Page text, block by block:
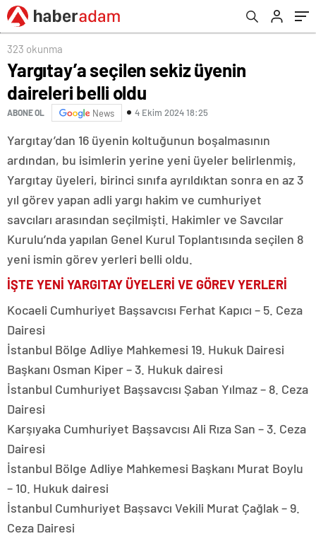
323 okunma
Yargıtay’a seçilen sekiz üyenin
daireleri belli oldu
ABONE OL News 4 Ekim 2024 18:25
Yargıtay’dan 16 üyenin koltuğunun boşalmasının
ardından, bu isimlerin yerine yeni üyeler belirlenmiş,
Yargıtay üyeleri, birinci sınıfa ayrıldıktan sonra en az 3
yıl görev yapan adli yargı hakim ve cumhuriyet
savcıları arasından seçilmişti. Hakimler ve Savcılar
Kurulu’nda yapılan Genel Kurul Toplantısında seçilen 8
yeni ismin görev yerleri belli oldu.
İŞTE YENİ YARGITAY ÜYELERİ VE GÖREV YERLERİ
Kocaeli Cumhuriyet Başsavcısı Ferhat Kapıcı – 5. Ceza
Dairesi
İstanbul Bölge Adliye Mahkemesi 19. Hukuk Dairesi
Başkanı Osman Kiper – 3. Hukuk dairesi
İstanbul Cumhuriyet Başsavcısı Şaban Yılmaz – 8. Ceza
Dairesi
Karşıyaka Cumhuriyet Başsavcısı Ali Rıza San – 3. Ceza
Dairesi
İstanbul Bölge Adliye Mahkemesi Başkanı Murat Boylu
– 10. Hukuk dairesi
İstanbul Cumhuriyet Başsavcı Vekili Murat Çağlak – 9.
Ceza Dairesi